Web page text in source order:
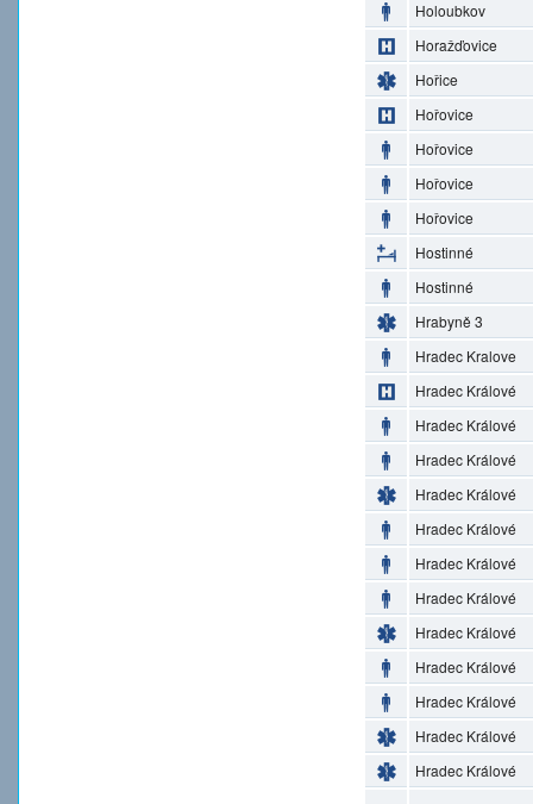
Holoubkov
Horažďovice
Hořice
Hořovice
Hořovice
Hořovice
Hořovice
Hostinné
Hostinné
Hrabyně 3
Hradec Kralove
Hradec Králové
Hradec Králové
Hradec Králové
Hradec Králové
Hradec Králové
Hradec Králové
Hradec Králové
Hradec Králové
Hradec Králové
Hradec Králové
Hradec Králové
Hradec Králové